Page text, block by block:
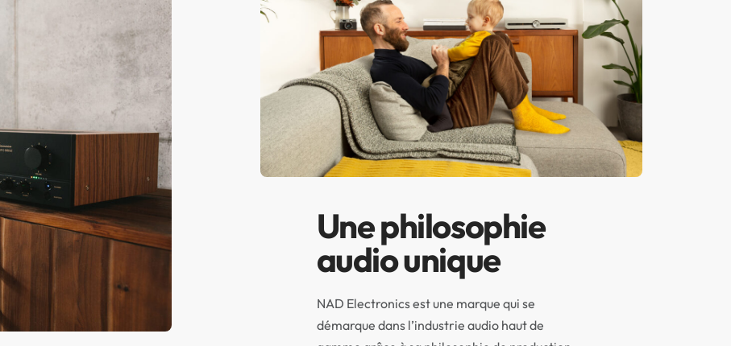
Une philosophie
audio unique
NAD Electronics est une marque qui se
démarque dans l’industrie audio haut de